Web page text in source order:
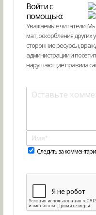
Войти с
помощью:
Уважаемые читатели!
мат, оскорбления других
сторонние ресурсы,
администрации и
нарушающие правила
Следить за